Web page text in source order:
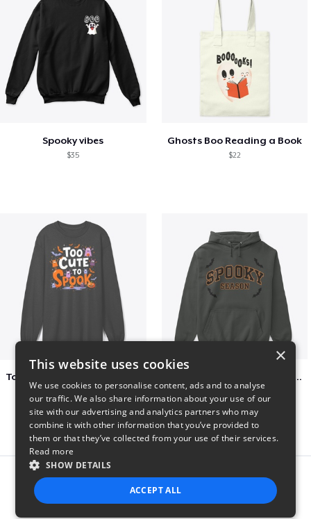
Spooky vibes
$35
Ghosts Boo Reading a Book
$22
$37
Varsity Halloween Spooky Season Letter
$29
Report this product
×
This website uses cookies
We use cookies to personalise content, ads and to analyse
our traffic. We also share information about your use of our
site with our advertising and analytics partners who may
combine it with other information that you’ve provided to
them or that they’ve collected from your use of their services.
Read more
SHOW DETAILS
ACCEPT ALL